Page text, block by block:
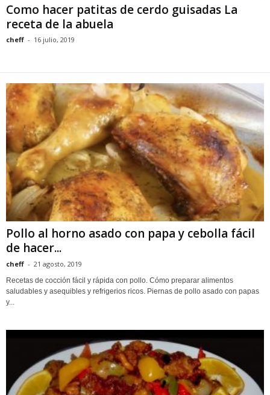
Como hacer patitas de cerdo guisadas La
receta de la abuela
cheff - 16 julio, 2019
Pollo al horno asado con papa y cebolla fácil
de hacer...
cheff - 21 agosto, 2019
Recetas de cocción fácil y rápida con pollo. Cómo preparar alimentos
saludables y asequibles y refrigerios ricos. Piernas de pollo asado con papas
y...